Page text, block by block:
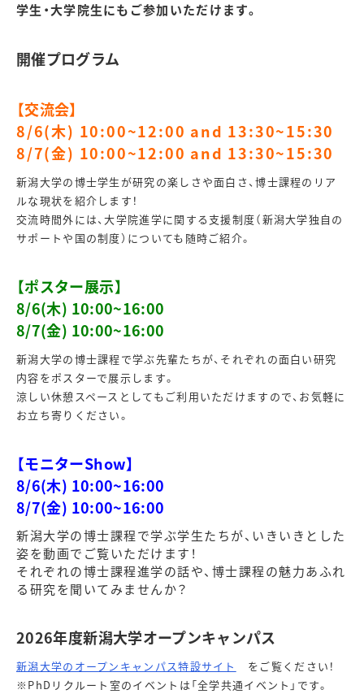
学生・大学院生にもご参加いただけます。
開催プログラム
【交流会】
8/6(木) 10:00~12:00 and 13:30~15:30
8/7(金) 10:00~12:00 and 13:30~15:30
新潟大学の博士学生が研究の楽しさや面白さ、博士課程のリア
ルな現状を紹介します！
交流時間外には、大学院進学に関する支援制度（新潟大学独自の
サポートや国の制度）についても随時ご紹介。
【ポスター展示】
8/6(木) 10:00~16:00
8/7(金) 10:00~16:00
新潟大学の博士課程で学ぶ先輩たちが、それぞれの面白い研究
内容をポスターで展示します。
涼しい休憩スペースとしてもご利用いただけますので、お気軽に
お立ち寄りください。
【モニターShow】
8/6(木) 10:00~16:00
8/7(金) 10:00~16:00
新潟大学の博士課程で学ぶ学生たちが、いきいきとした
姿を動画でご覧いただけます！
それぞれの博士課程進学の話や、博士課程の魅力あふれ
る研究を聞いてみませんか？
2026年度新潟大学オープンキャンパス
新潟大学のオープンキャンパス特設サイト
をご覧ください！
※PhDリクルート室のイベントは「全学共通イベント」です。